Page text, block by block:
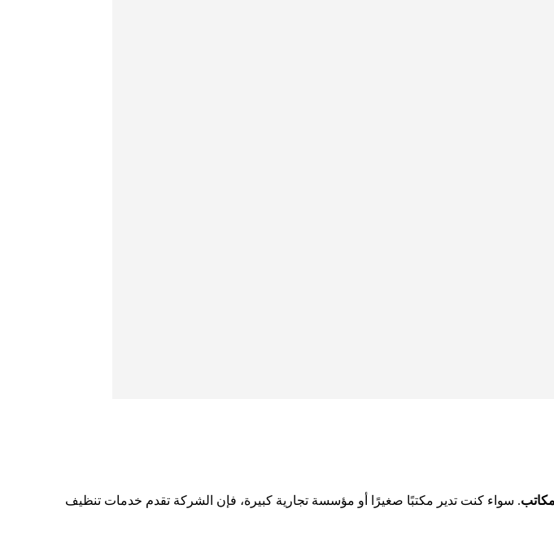
. سواء كنت تدير مكتبًا صغيرًا أو مؤسسة تجارية كبيرة، فإن الشركة تقدم خدمات تنظيف